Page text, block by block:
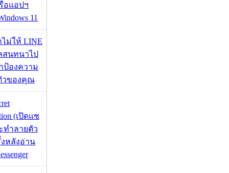
อแอปฯ
11
ม่ให้ LINE
สนทนาไป
ป้องความ
วของคุณ
(เปิดแช
ทำลายตัว
หลังอ่าน